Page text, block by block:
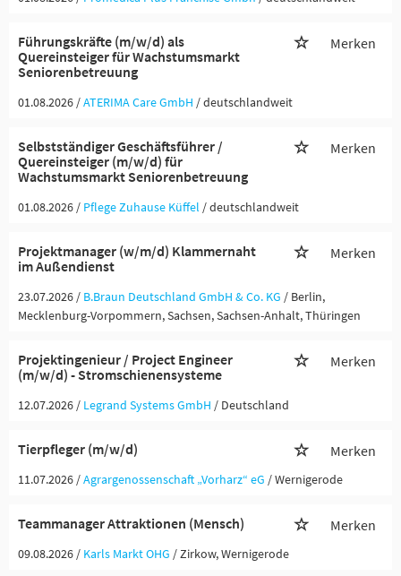
Führungskräfte (m/w/d) als
Quereinsteiger für Wachstumsmarkt
Seniorenbetreuung
Merken
01.08.2026 /ATERIMA Care GmbH / deutschlandweit
Selbstständiger Geschäftsführer /
Quereinsteiger (m/w/d) für
Wachstumsmarkt Seniorenbetreuung
Merken
01.08.2026 / Pflege Zuhause Küffel / deutschlandweit
Projektmanager (w/m/d) Klammernaht
im Außendienst
Merken
23.07.2026 / B.Braun Deutschland GmbH & Co. KG / Berlin,
Mecklenburg-Vorpommern, Sachsen, Sachsen-Anhalt, Thüringen
Projektingenieur / Project Engineer
(m/w/d) - Stromschienensysteme
Merken
12.07.2026 / Legrand Systems GmbH / Deutschland
Tierpfleger (m/w/d) Merken
11.07.2026 /Agrargenossenschaft „Vorharz“ eG / Wernigerode
Teammanager Attraktionen (Mensch) Merken
09.08.2026 / Karls Markt OHG / Zirkow, Wernigerode